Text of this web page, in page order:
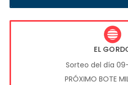
EL
Sorteo del día
PRÓXIMO BOTE